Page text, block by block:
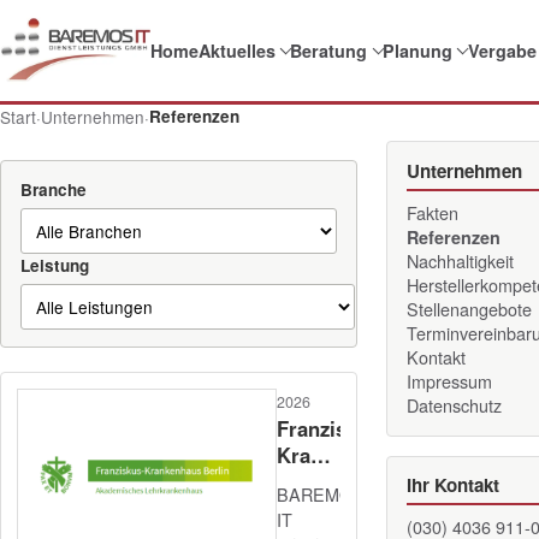
HomeAktuelles Beratung Planung Vergabe
Start·Unternehmen·Referenzen
Branche
Leistung
2026
Franziskus-
Krankenhaus
Berlin
–
BAREMOS
IT
Unternehmen
Fakten
Referenzen
Nachhaltigkeit
Stellenangebote
Kontakt
Impressum
Datenschutz
Ihr Kontakt
(030) 4036 911-